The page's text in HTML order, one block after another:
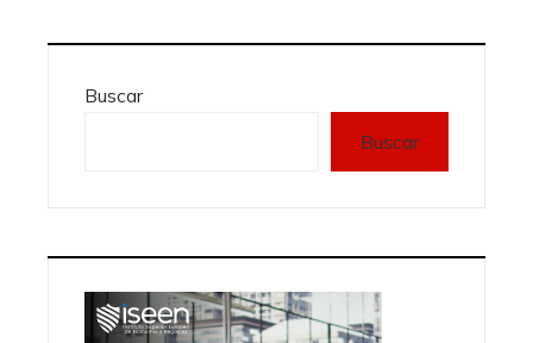
Buscar
Buscar